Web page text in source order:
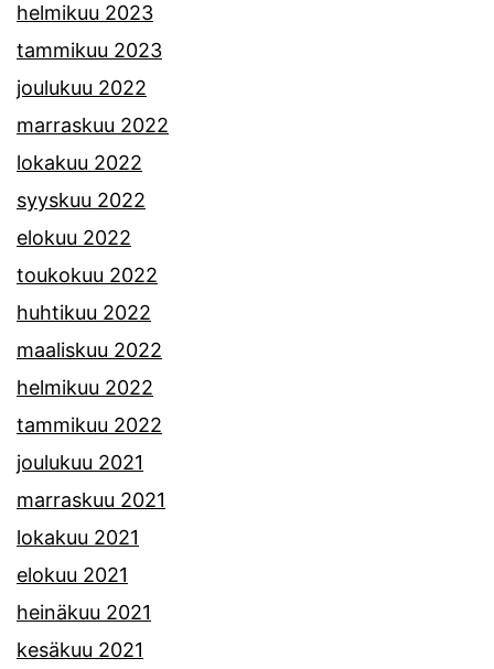
helmikuu 2023
tammikuu 2023
joulukuu 2022
marraskuu 2022
lokakuu 2022
syyskuu 2022
elokuu 2022
toukokuu 2022
huhtikuu 2022
maaliskuu 2022
helmikuu 2022
tammikuu 2022
joulukuu 2021
marraskuu 2021
lokakuu 2021
elokuu 2021
heinäkuu 2021
kesäkuu 2021